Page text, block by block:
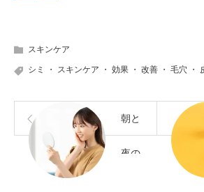
スキンケア
シミ ・ スキンケア ・ 効果 ・ 改善 ・ 毛穴 ・
朝と
夜の